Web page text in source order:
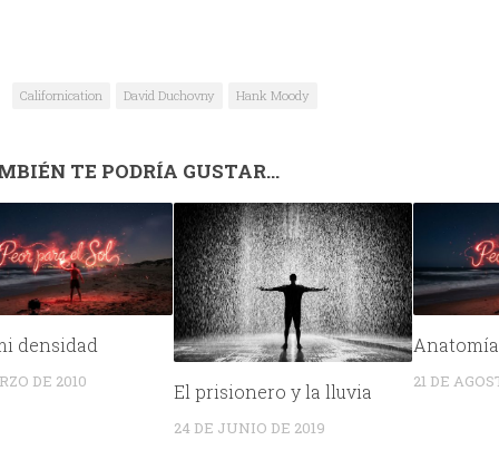
Californication David Duchovny Hank Moody
TE PODRÍA GUSTAR...
densidad
DE 2010 El prisionero y la lluvia
24 DE JUNIO DE 2019
21 DE